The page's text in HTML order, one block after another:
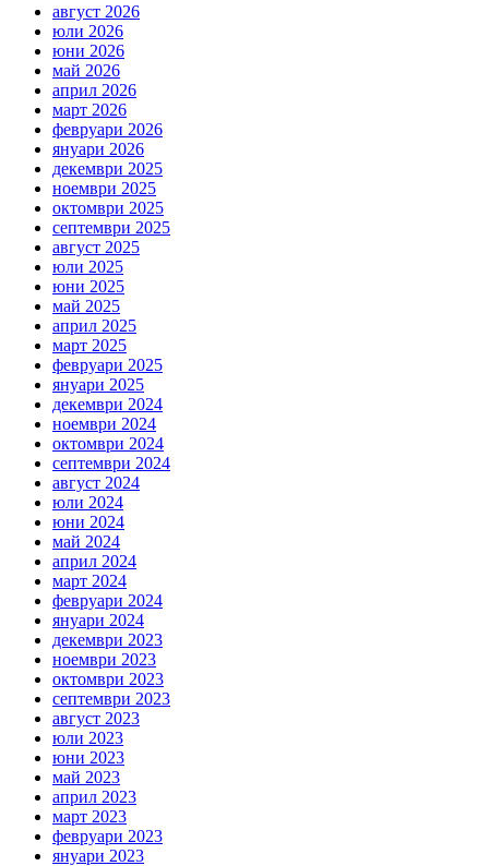
август 2026
юли 2026
юни 2026
май 2026
април 2026
март 2026
февруари 2026
януари 2026
декември 2025
ноември 2025
октомври 2025
септември 2025
август 2025
юли 2025
юни 2025
май 2025
април 2025
март 2025
февруари 2025
януари 2025
декември 2024
ноември 2024
октомври 2024
септември 2024
август 2024
юли 2024
юни 2024
май 2024
април 2024
март 2024
февруари 2024
януари 2024
декември 2023
ноември 2023
октомври 2023
септември 2023
август 2023
юли 2023
юни 2023
май 2023
април 2023
март 2023
февруари 2023
януари 2023